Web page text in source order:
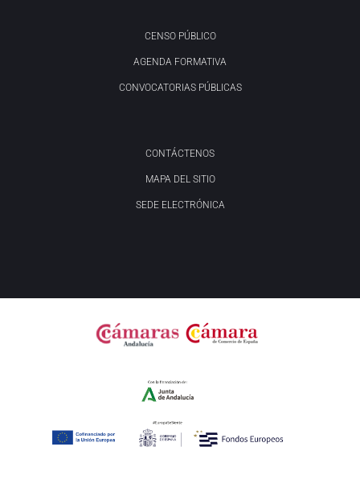
CENSO PÚBLICO
AGENDA FORMATIVA
CONVOCATORIAS PÚBLICAS
CONTÁCTENOS
MAPA DEL SITIO
SEDE ELECTRÓNICA